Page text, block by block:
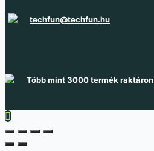
techfun@techfun.hu
Több mint 3000 termék raktáron